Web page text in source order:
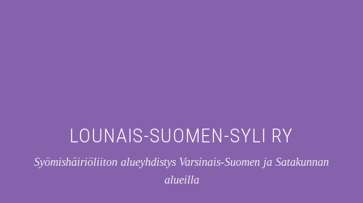
LOUNAIS-SUOMEN-SYLI RY
Syömishäiriöliiton alueyhdistys Varsinais-Suomen ja Satakunnan
alueilla